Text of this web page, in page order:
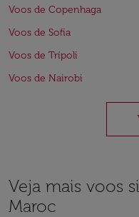
Voos de Copenhaga
Voos de Sofia
Voos de Trípoli
Voos de Nairobi
Veja mais voos
Maroc